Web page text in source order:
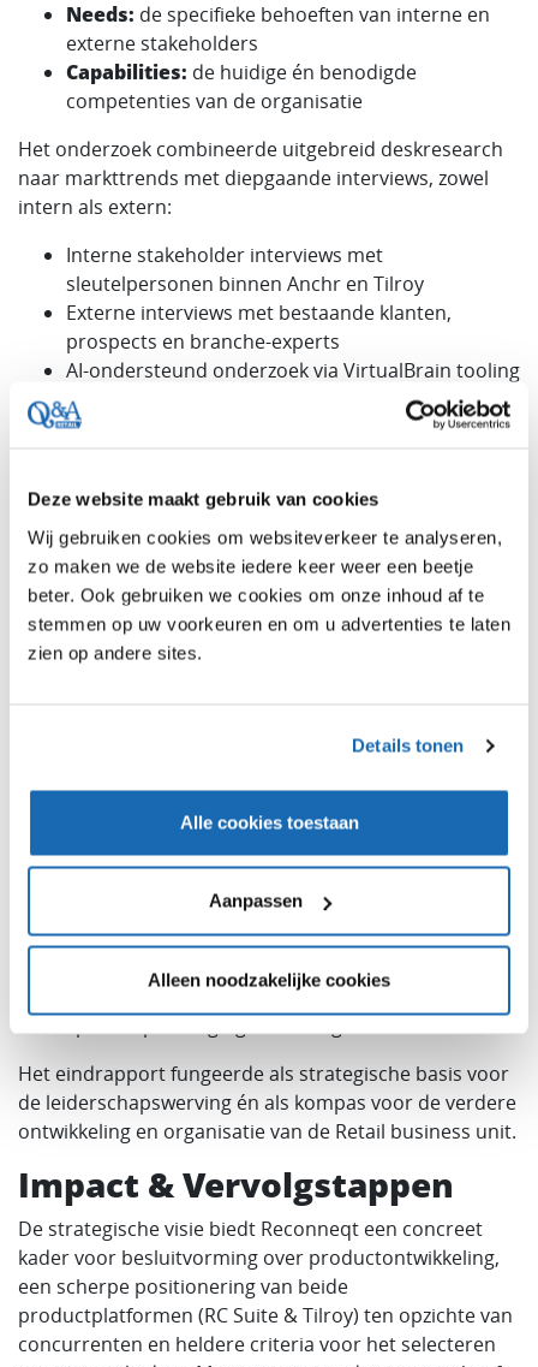
Deze website maakt gebruik van cookies
Wij gebruiken cookies om websiteverkeer te analyseren,
zo maken we de website iedere keer weer een beetje
beter. Ook gebruiken we cookies om onze inhoud af te
stemmen op uw voorkeuren en om u advertenties te laten
zien op andere sites.
Details tonen
Alle cookies toestaan
Aanpassen
Alleen noodzakelijke cookies
Needs: de specifieke behoeften van interne en
externe stakeholders
Capabilities: de huidige én benodigde
competenties van de organisatie
Het onderzoek combineerde uitgebreid deskresearch
naar markttrends met diepgaande interviews, zowel
intern als extern:
Interne stakeholder interviews met
sleutelpersonen binnen Anchr en Tilroy
Externe interviews met bestaande klanten,
prospects en branche-experts
AI-ondersteund onderzoek via VirtualBrain tooling
voor analyse van het eigen digitale domein
daarvan naar concrete strategische keuzes.
Het resultaat
De visieontwikkeling resulteerde in een heldere
strategische roadmap die:
hoofdproducten/diensten: de kassaplatformen
en haar retail maatwerk services anderzijds
Prioriteitenstelde voor technologische
ontwikkeling en marktfocus
nieuwe leider van de Retail business unit
Groeikansenidentificeerde in zowel food als
non-food retailsegmenten
Toekomstbestendigheid
Het eindrapport fungeerde als strategische basis voor
de leiderschapswerving én als kompas voor de verdere
ontwikkeling en organisatie van de Retail business unit.
Impact & Vervolgstappen
De strategische visie biedt Reconneqt een concreet
kader voor besluitvorming over productontwikkeling,
een scherpe positionering van beide
productplatformen (RC Suite & Tilroy) ten opzichte van
concurrenten en heldere criteria voor het selecteren